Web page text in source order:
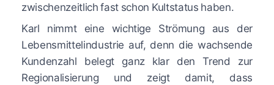
zwischenzeitlich fast schon Kultstatus haben.
Karl nimmt eine wichtige Strömung aus der
Lebensmittelindustrie auf, denn die wachsende
Kundenzahl belegt ganz klar den Trend zur
Regionalisierung und zeigt damit, dass